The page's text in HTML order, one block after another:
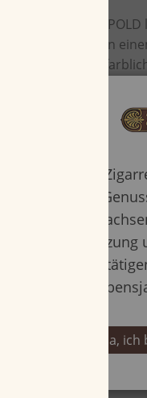
neuen Serie
höher schlagen. In
mit dem dazu
die sandgestrahlte
für ein
haben die Qual
Ja,